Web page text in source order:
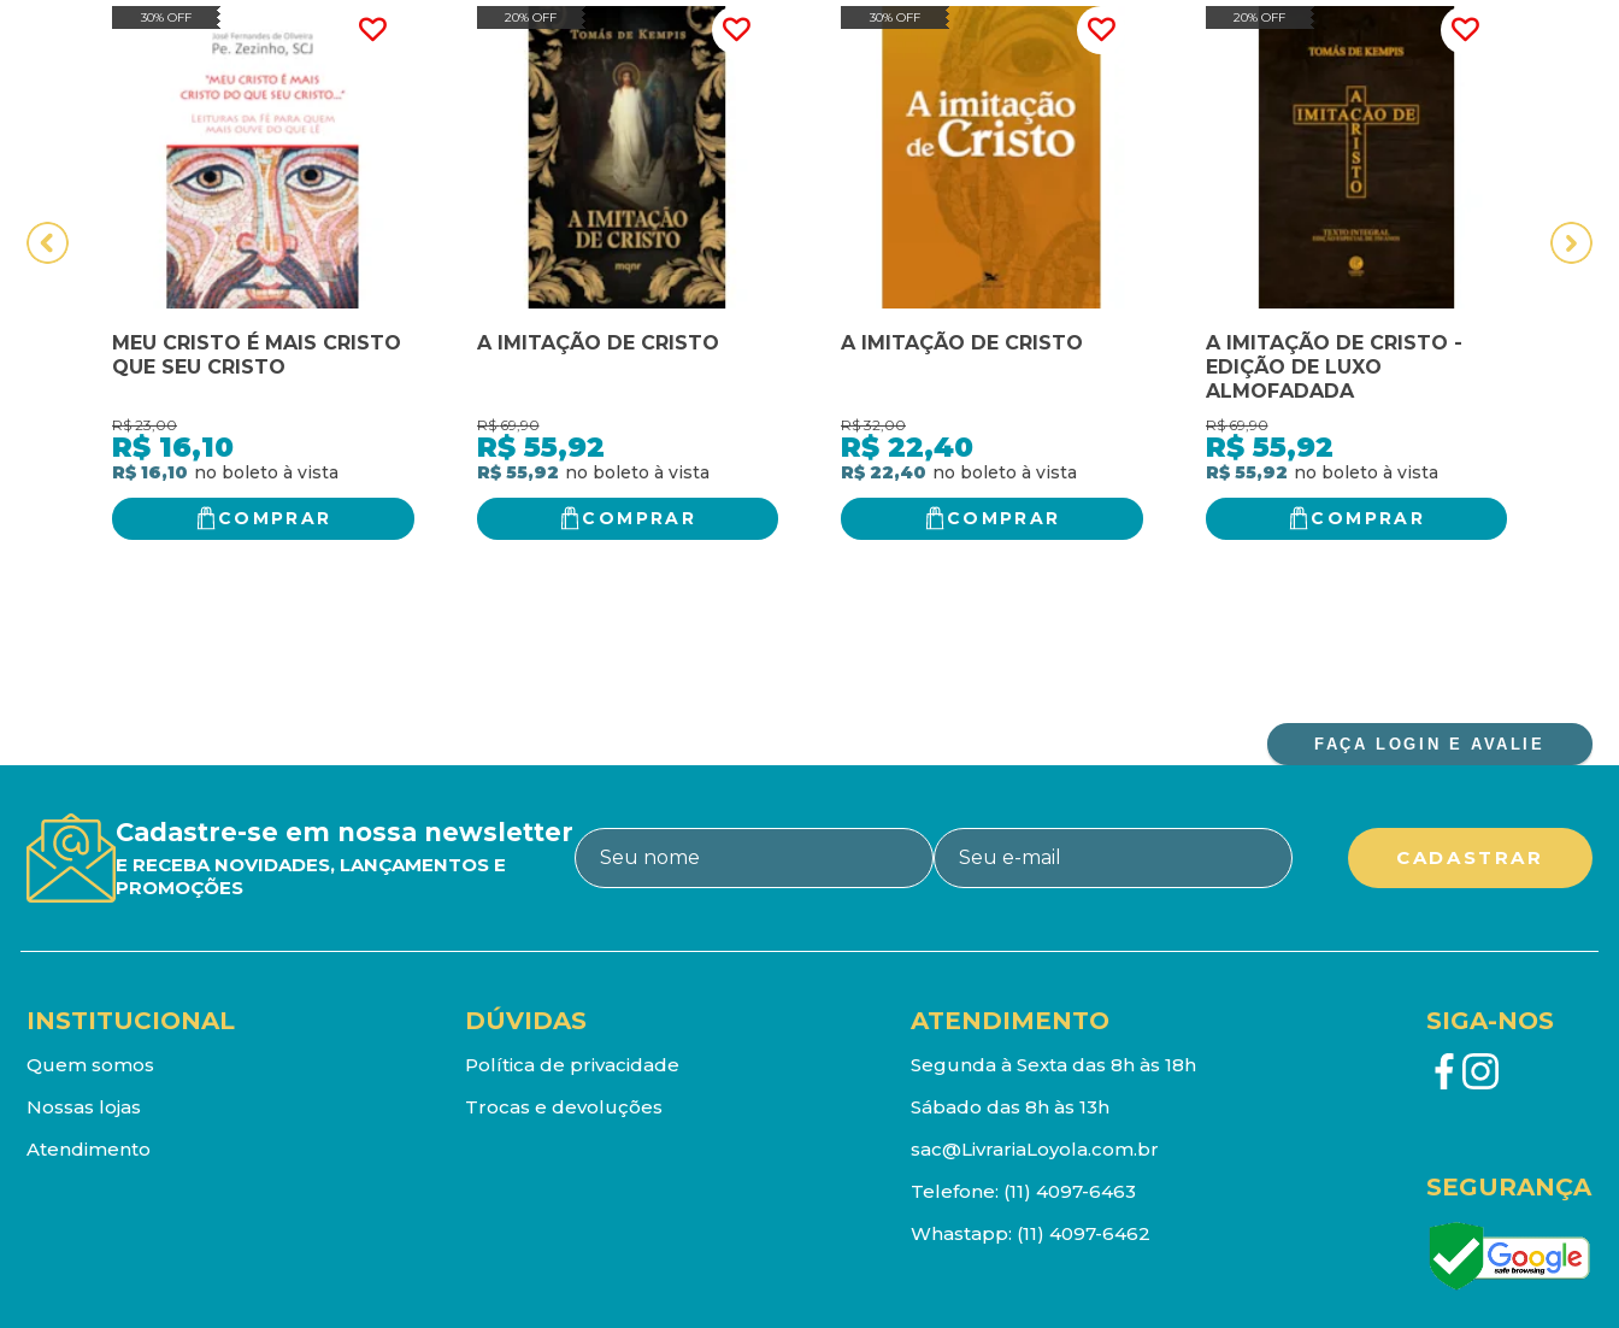
30% OFF
MEU CRISTO É MAIS CRISTO
QUE SEU CRISTO
R$ 23,00
R$ 16,10
R$ 16,10
COMPRAR
20% OFF
A IMITAÇÃO DE CRISTO
R$ 69,90
R$ 55,92
R$ 55,92
COMPRAR
30% OFF
A IMITAÇÃO DE CRISTO
R$ 32,00
R$ 22,40
R$ 22,40
COMPRAR
20% OFF
A IMITAÇÃO DE CRISTO -
EDIÇÃO DE LUXO
ALMOFADADA
R$ 69,90
R$ 55,92
R$ 55,92
COMPRAR
FAÇA LOGIN E AVALIE
Cadastre-se em nossa newsletter
E RECEBA NOVIDADES, LANÇAMENTOS E
PROMOÇÕES
INSTITUCIONAL
Quem somos
Nossas lojas
Atendimento
DÚVIDAS
Política de privacidade
Trocas e devoluções
ATENDIMENTO
Segunda à Sexta das 8h às 18h
Sábado das 8h às 13h
sac@LivrariaLoyola.com.br
Telefone: (11) 4097-6463
Whastapp: (11) 4097-6462
SIGA-NOS
SEGURANÇA